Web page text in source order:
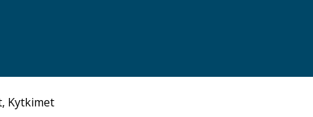
, Kytkimet